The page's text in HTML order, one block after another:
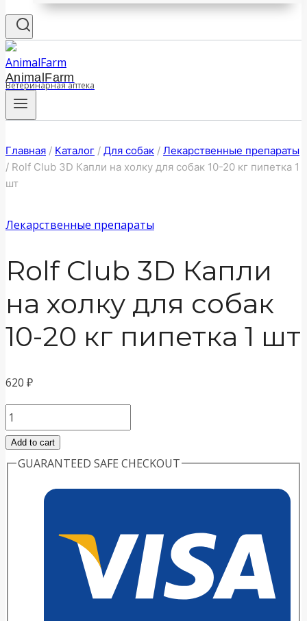
AnimalFarm
Ветеринарная аптека
Главная / Каталог / Для собак / Лекарственные препараты
/ Rolf Club 3D Капли на холку для собак 10-20 кг пипетка 1
шт
Лекарственные препараты
Rolf Club 3D Капли
на холку для собак
10-20 кг пипетка 1 шт
620 ₽
Rolf
Club
3D
Add to cart
GUARANTEED SAFE CHECKOUT